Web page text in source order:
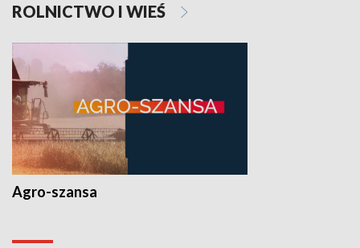
ROLNICTWO I WIEŚ
Agro-szansa